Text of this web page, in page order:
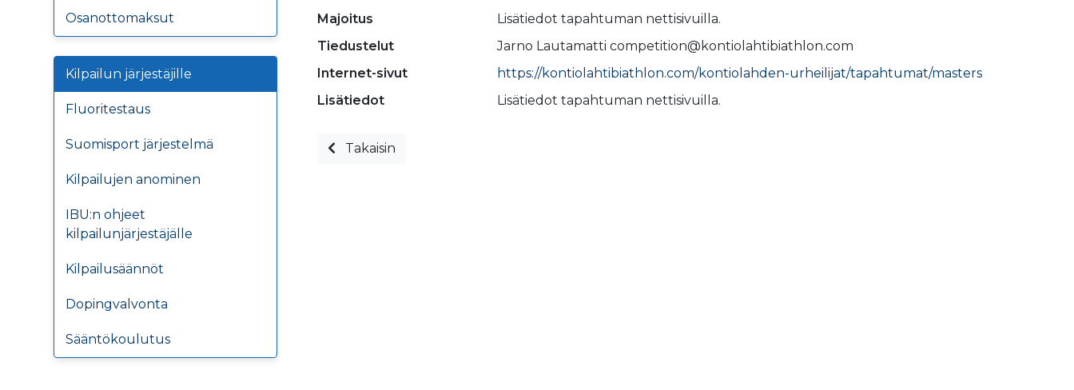
Osanottomaksut
Kilpailun järjestäjille
Fluoritestaus
Suomisport järjestelmä
Kilpailujen anominen
IBU:n ohjeet
kilpailunjärjestäjälle
Kilpailusäännöt
Dopingvalvonta
Sääntökoulutus
Majoitus
Lisätiedot tapahtuman nettisivuilla.
Tiedustelut
Jarno Lautamatti competition@kontiolahtibiathlon.com
Internet-sivut
https://kontiolahtibiathlon.com/kontiolahden-urheilijat/tapahtumat/masters
Lisätiedot
Lisätiedot tapahtuman nettisivuilla.
Takaisin